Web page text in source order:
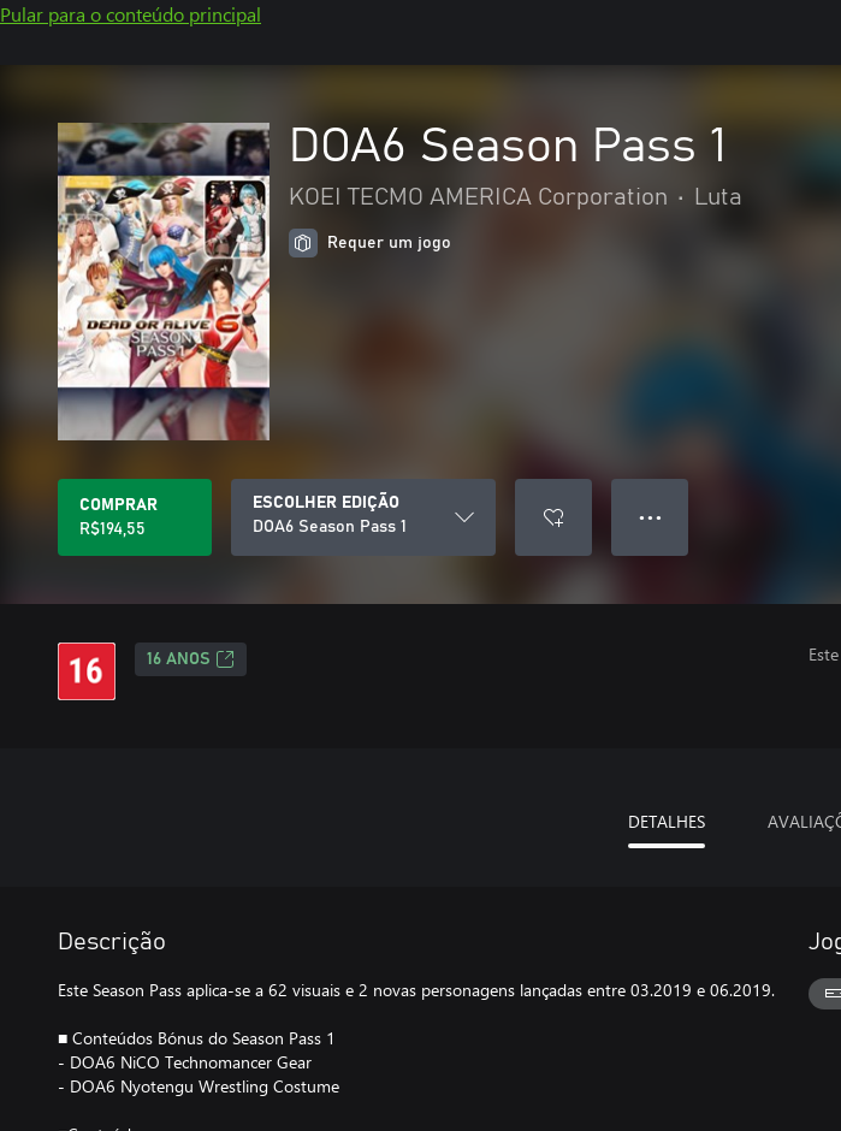
Pular para o conteúdo principal
DOA6 Season Pass 1
KOEI TECMO AMERICA Corporation • Luta
Requer um jogo
COMPRAR
R$194,55
ESCOLHER EDIÇÃO
DOA6 Season Pass 1
● ● ●
16 ANOS
DETALHES
Descrição
Este Season Pass aplica-se a 62 visuais e 2 novas personagens lançadas entre 03.2019 e 06.2019.
■ Conteúdos Bónus do Season Pass 1
- DOA6 NiCO Technomancer Gear
- DOA6 Nyotengu Wrestling Costume